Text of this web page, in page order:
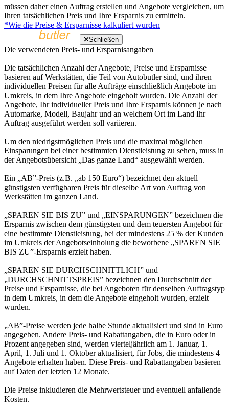
müssen daher einen Auftrag erstellen und Angebote vergleichen, um
Ihren tatsächlichen Preis und Ihre Ersparnis zu ermitteln.
*Wie die Preise & Ersparnisse kalkuliert wurden
Schließen
Die verwendeten Preis- und Ersparnisangaben
Die tatsächlichen Anzahl der Angebote, Preise und Ersparnisse
basieren auf Werkstätten, die Teil von Autobutler sind, und ihren
individuellen Preisen für alle Aufträge einschließlich Angebote im
Umkreis, in dem Ihre Angebote eingeholt wurden. Die Anzahl der
Angebote, Ihr individueller Preis und Ihre Ersparnis können je nach
Automarke, Modell, Baujahr und an welchem Ort im Land Ihr
Auftrag ausgeführt werden soll variieren.
Um den niedrigstmöglichen Preis und die maximal möglichen
Einsparungen bei einer bestimmten Dienstleistung zu sehen, muss in
der Angebotsübersicht „Das ganze Land“ ausgewählt werden.
Ein „AB”-Preis (z.B. „ab 150 Euro“) bezeichnet den aktuell
günstigsten verfügbaren Preis für dieselbe Art von Auftrag von
Werkstätten im ganzen Land.
„SPAREN SIE BIS ZU” und „EINSPARUNGEN” bezeichnen die
Ersparnis zwischen dem günstigsten und dem teuersten Angebot für
eine bestimmte Dienstleistung, bei der mindestens 25 % der Kunden
im Umkreis der Angebotseinholung die beworbene „SPAREN SIE
BIS ZU”-Ersparnis erzielt haben.
„SPAREN SIE DURCHSCHNITTLICH” und
„DURCHSCHNITTSPREIS” bezeichnen den Durchschnitt der
Preise und Ersparnisse, die bei Angeboten für denselben Auftragstyp
in dem Umkreis, in dem die Angebote eingeholt wurden, erzielt
wurden.
„AB”-Preise werden jede halbe Stunde aktualisiert und sind in Euro
angegeben. Andere Preis- und Rabattangaben, die in Euro oder in
Prozent angegeben sind, werden vierteljährlich am 1. Januar, 1.
April, 1. Juli und 1. Oktober aktualisiert, für Jobs, die mindestens 4
Angebote erhalten haben. Diese Preis- und Rabattangaben basieren
auf Daten der letzten 12 Monate.
Die Preise inkludieren die Mehrwertsteuer und eventuell anfallende
Kosten.